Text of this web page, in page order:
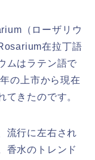
（ローザリウ
在拉丁語
ムはラテン語で
の上市から現在
てきたのです。
流行に左右され
香水のトレンド